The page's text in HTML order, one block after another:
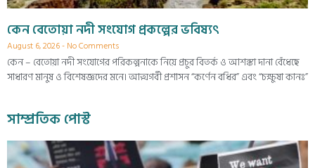
কেন বেতোয়া নদী সংযোগ প্রকল্পের ভবিষ্যৎ
August 6, 2026 No Comments
কেন – বেতোয়া নদী সংযোগের পরিকল্পনাকে নিয়ে প্রচুর বিতর্ক ও আশঙ্কা দানা বেঁধেছে
সাধারণ মানুষ ও বিশেষজ্ঞদের মনে। আত্মগর্বী প্রশাসন “কর্ণেন বধির” এবং “চক্ষুষা কানঃ”
সাম্প্রতিক পোস্ট